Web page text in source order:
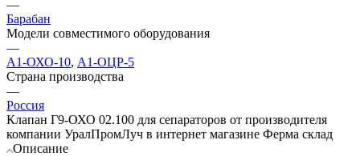
—
Барабан
Модели совместимого оборудования
—
А1-ОХО-10, А1-ОЦР-5
Страна производства
—
Россия
Клапан Г9-ОХО 02.100 для сепараторов от производителя
компании УралПромЛуч в интернет магазине Ферма склад
Описание